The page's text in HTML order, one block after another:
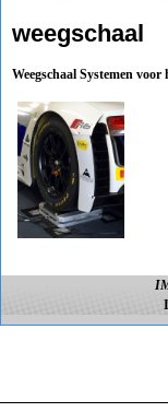
weegschaal
Weegschaal Systemen